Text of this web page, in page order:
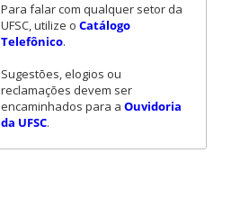
Para falar com qualquer setor da
UFSC, utilize o Catálogo
Telefônico.
Sugestões, elogios ou
reclamações devem ser
encaminhados para a Ouvidoria
da UFSC.